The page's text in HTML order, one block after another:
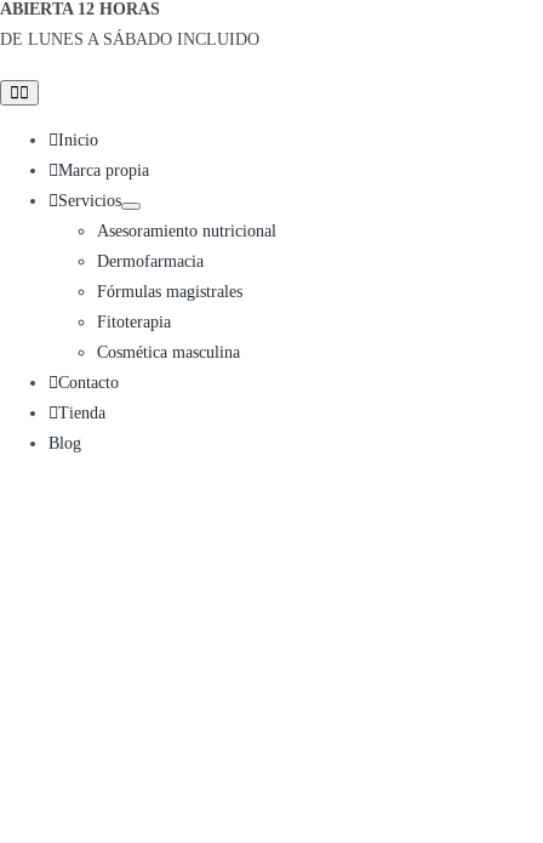
ABIERTA 12 HORAS
DE LUNES A SÁBADO INCLUIDO
Toggle
Navigation
Inicio
Marca propia
Servicios
Asesoramiento nutricional
Dermofarmacia
Fórmulas magistrales
Fitoterapia
Cosmética masculina
Contacto
Tienda
Blog